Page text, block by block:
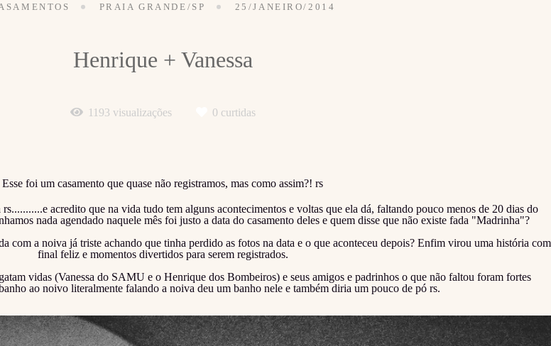
PRAIA GRANDE/SP 25/JANEIRO/2014
Henrique + Vanessa
1193 visualizações 0 curtidas
Esse foi um casamento que quase não registramos, mas como assim?! rs
acredito que na vida tudo tem alguns acontecimentos e voltas que ela dá, faltando pouco menos de 20 dias do
nada agendado naquele mês foi justo a data do casamento deles e quem disse que não existe fada "Madrinha"?
com a noiva já triste achando que tinha perdido as fotos na data e o que aconteceu depois? Enfim virou uma história com
final feliz e momentos divertidos para serem registrados.
vidas (Vanessa do SAMU e o Henrique dos Bombeiros) e seus amigos e padrinhos o que não faltou foram fortes
ao noivo literalmente falando a noiva deu um banho nele e também diria um pouco de pó rs.